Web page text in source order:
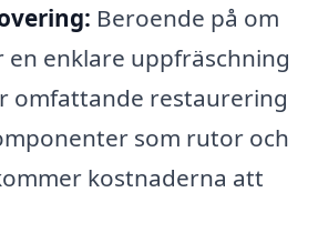
Beroende på om
en enklare uppfräschning
omfattande restaurering
som rutor och
kostnaderna att